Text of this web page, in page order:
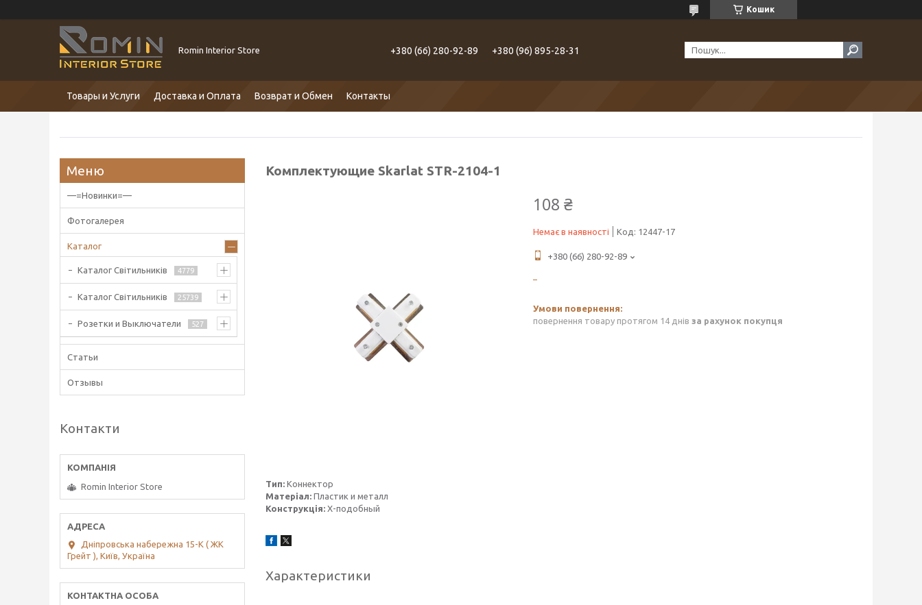
Кошик
Romin Interior Store +380 (66) 280-92-89 +380 (96) 895-28-31
Товары и Услуги Доставка и Оплата Возврат и Обмен Контакты
Комплектующие Skarlat STR-2104-1
108 ₴
Немає в наявності Код: 12447-17
+380 (66) 280-92-89
повернення товару протягом 14 днів за рахунок покупця
Тип: Коннектор
Матеріал: Пластик и металл
Конструкція: Х-подобный
Характеристики
—=Новинки=—
Фотогалерея
Каталог
Каталог Світильників 4779
Каталог Світильників 25739
Розетки и Выключатели 527
Статьи
Отзывы
Контакти
Romin Interior Store
Дніпровська набережна 15-К ( ЖК
Грейт ), Київ, Україна